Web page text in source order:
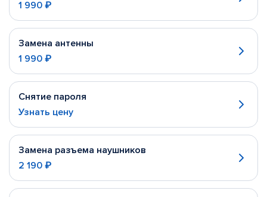
1 990 ₽
Замена антенны
1 990 ₽
Снятие пароля
Узнать цену
Замена разъема наушников
2 190 ₽